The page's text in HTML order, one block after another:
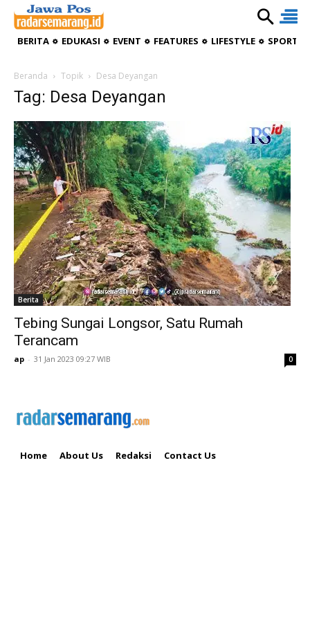
BERITA EDUKASI EVENT FEATURES LIFESTYLE
Beranda Topik Desa Deyangan
Tag: Desa Deyangan
Berita
Tebing Sungai Longsor, Satu Rumah
Terancam
ap - 31 Jan 2023 09:27 WIB 0
Home About Us Redaksi Contact Us